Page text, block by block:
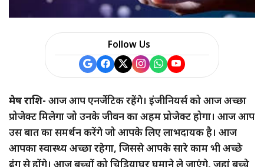
Follow Us
मेष राशि- आज आप एनर्जेटिक रहेंगे। इंजीनियर्स को आज अच्छा
प्रोजेक्ट मिलेगा जो उनके जीवन का अहम प्रोजेक्ट होगा। आज आप
उस बात का समर्थन करेंगे जो आपके लिए लाभदायक है। आज
आपका स्वास्थ्य अच्छा रहेगा, जिससे आपके सारे काम भी अच्छे
ढंग से होंगे। आज बच्चों को चिडिय़ाघर घुमाने ले जाएंगे, जहां बच्चे